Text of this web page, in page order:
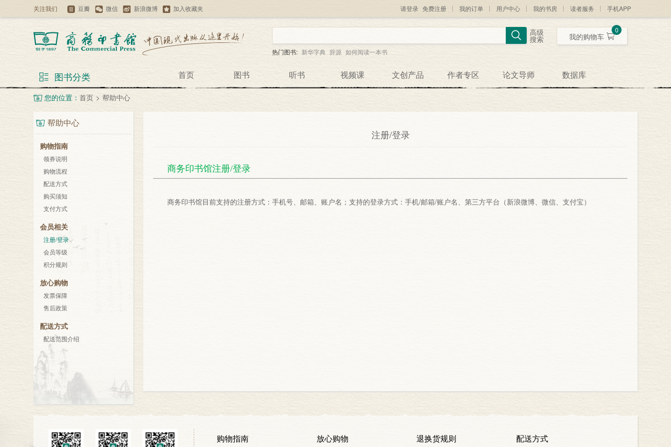
关注我们 豆瓣 微信 新浪微博 加入收藏夹 请登录 免费注册 我的订单 用户中心 我的书房 读者服务 手机APP
高级
搜索
热门图书: 新华字典 辞源 如何阅读一本书
我的购物车
0
图书分类 首页 图书 听书 视频课 文创产品 作者专区 论文导师 数据库
您的位置： 首页 > 帮助中心
帮助中心
购物指南
领券说明
购物流程
配送方式
购买须知
支付方式
会员相关
注册/登录
会员等级
积分规则
放心购物
发票保障
售后政策
配送方式
配送范围介绍
注册/登录
商务印书馆注册/登录
商务印书馆目前支持的注册方式：手机号、邮箱、账户名；支持的登录方式：手机/邮箱/账户名、第三方平台（新浪微博、微信、支付宝）
购物指南 放心购物 退换货规则 配送方式